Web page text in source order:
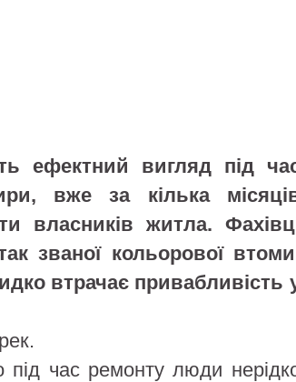
ефектний вигляд під
вже за кілька
власників житла.
званої кольорової
втрачає привабливість
час ремонту люди